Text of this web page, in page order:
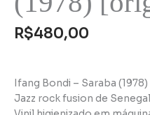
R$480,00
Ifang Bondi – Saraba
Jazz rock fusion de